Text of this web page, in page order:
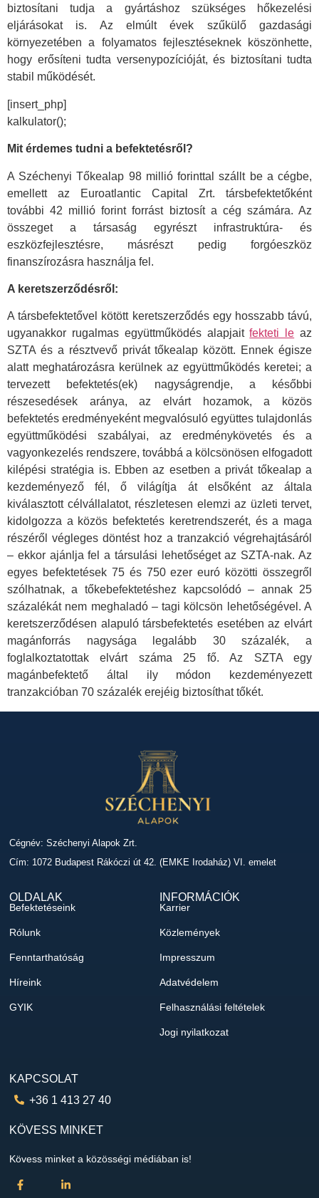
biztosítani tudja a gyártáshoz szükséges hőkezelési
eljárásokat is. Az elmúlt évek szűkülő gazdasági
környezetében a folyamatos fejlesztéseknek köszönhette,
hogy erősíteni tudta versenypozícióját, és biztosítani tudta
stabil működését.
[insert_php]
kalkulator();
Mit érdemes tudni a befektetésről?
A Széchenyi Tőkealap 98 millió forinttal szállt be a cégbe,
emellett az Euroatlantic Capital Zrt. társbefektetőként
további 42 millió forint forrást biztosít a cég számára. Az
összeget a társaság egyrészt infrastruktúra- és
eszközfejlesztésre, másrészt pedig forgóeszköz
finanszírozásra használja fel.
A keretszerződésről:
A társbefektetővel kötött keretszerződés egy hosszabb távú,
ugyanakkor rugalmas együttműködés alapjaitfekteti le az
SZTA és a résztvevő privát tőkealap között. Ennek égisze
alatt meghatározásra kerülnek az együttműködés keretei; a
tervezett befektetés(ek) nagyságrendje, a későbbi
részesedések aránya, az elvárt hozamok, a közös
befektetés eredményeként megvalósuló együttes tulajdonlás
együttműködési szabályai, az eredménykövetés és a
vagyonkezelés rendszere, továbbá a kölcsönösen elfogadott
kilépési stratégia is. Ebben az esetben a privát tőkealap a
kezdeményező fél, ő világítja át elsőként az általa
kiválasztott célvállalatot, részletesen elemzi az üzleti tervet,
kidolgozza a közös befektetés keretrendszerét, és a maga
részéről végleges döntést hoz a tranzakció végrehajtásáról
– ekkor ajánlja fel a társulási lehetőséget az SZTA-nak. Az
egyes befektetések 75 és 750 ezer euró közötti összegről
szólhatnak, a tőkebefektetéshez kapcsolódó – annak 25
százalékát nem meghaladó – tagi kölcsön lehetőségével. A
keretszerződésen alapuló társbefektetés esetében az elvárt
magánforrás nagysága legalább 30 százalék, a
foglalkoztatottak elvárt száma 25 fő. Az SZTA egy
magánbefektető által ily módon kezdeményezett
tranzakcióban 70 százalék erejéig biztosíthat tőkét.
Cégnév: Széchenyi Alapok Zrt.
Cím: 1072 Budapest Rákóczi út 42. (EMKE Irodaház) VI. emelet
OLDALAK
Befektetéseink
Rólunk
Fenntarthatóság
Híreink
GYIK
INFORMÁCIÓK
Karrier
Közlemények
Impresszum
Adatvédelem
Felhasználási feltételek
Jogi nyilatkozat
KAPCSOLAT
+36 1 413 27 40
KÖVESS MINKET
Kövess minket a közösségi médiában is!